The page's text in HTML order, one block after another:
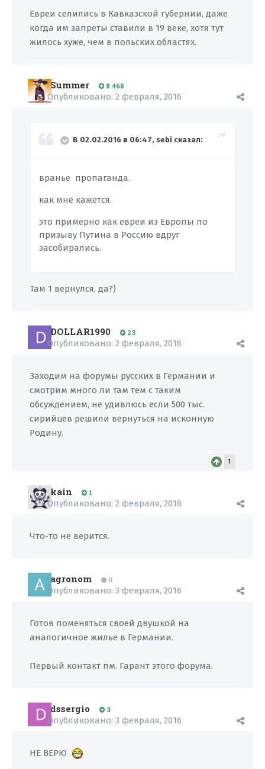
Евреи селились в Кавказской губернии, даже
когда им запреты ставили в 19 веке, хотя тут
жилось хуже, чем в польских областях.
Summer 8 468
Опубликовано: 2 февраля, 2016
В 02.02.2016 в 06:47, sebi сказал:
вранье пропаганда.
как мне кажется.
это примерно как евреи из Европы по
призыву Путина в Россию вдруг
засобирались.
Там 1 вернулся, да?)
DOLLAR1990 23
Опубликовано: 2 февраля, 2016
Заходим на форумы русских в Германии и
смотрим много ли там тем с таким
обсуждением, не удивлюсь если 500 тыс.
сирийцев решили вернуться на исконную
Родину.
1
kain 1
Опубликовано: 2 февраля, 2016
Что-то не верится.
agronom 0
Опубликовано: 3 февраля, 2016
Готов поменяться своей двушкой на
аналогичное жилье в Германии.
Первый контакт пм. Гарант этого форума.
dssergio 3
Опубликовано: 3 февраля, 2016
НЕ ВЕРЮ